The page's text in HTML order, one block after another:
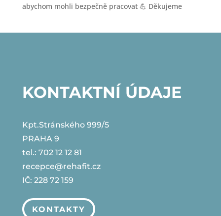
abychom mohli bezpečně pracovat 💪 Děkujeme
KONTAKTNÍ ÚDAJE
Kpt.Stránského 999/5
PRAHA 9
tel.: 702 12 12 81
recepce@rehafit.cz
IČ: 228 72 159
KONTAKTY